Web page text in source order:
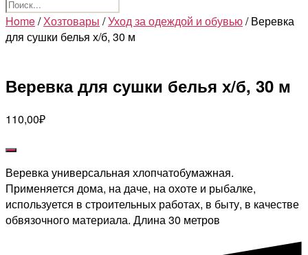
Home/Хозтовары /Уход за одеждой и обувью/ Веревка
для сушки белья х/б, 30 м
Веревка для сушки белья х/б, 30 м
110,00₽
Веревка универсальная хлопчатобумажная.
Применяется дома, на даче, на охоте и рыбалке,
используется в строительных работах, в быту, в качестве
обвязочного материала. Длина 30 метров